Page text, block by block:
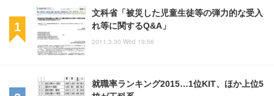
文科省「被災した児童生徒等の弾力的な受入
れ等に関するQ&A」
2011.3.30 Wed 19:56
就職率ランキング2015…1位KIT、ほか上位5